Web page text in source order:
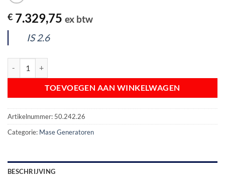
€ 7.329,75 ex btw
IS 2.6
TOEVOEGEN AAN WINKELWAGEN
Artikelnummer: 50.242.26
Categorie: Mase Generatoren
BESCHRIJVING